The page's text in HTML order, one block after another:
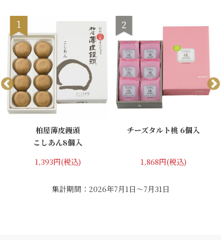
柏屋薄皮饅頭
こしあん8個入
1,393円(税込)
チーズタルト桃 6個入
1,868円(税込)
集計期間：2026年7月1日～7月31日